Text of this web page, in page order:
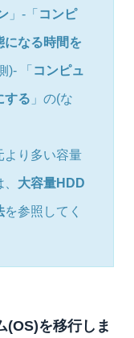
」-「 コンピ
になる時間を
)- 「 コンピュ
する 」の(な
より多い容量
大容量HDD
を参照してく
(OS)を移行しま